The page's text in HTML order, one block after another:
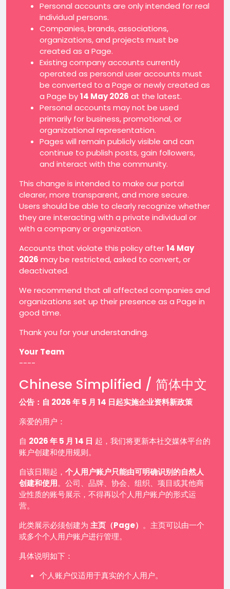
Personal accounts are only intended for real
individual persons.
Companies, brands, associations,
organizations, and projects must be
created as a Page.
Existing company accounts currently
operated as personal user accounts must
be converted to a Page or newly created as
a Page by14 May 2026 at the latest.
Personal accounts may not be used
primarily for business, promotional, or
organizational representation.
Pages will remain publicly visible and can
continue to publish posts, gain followers,
and interact with the community.
This change is intended to make our portal
clearer, more transparent, and more secure.
Users should be able to clearly recognize whether
they are interacting with a private individual or
with a company or organization.
Accounts that violate this policy after14 May
2026 may be restricted, asked to convert, or
deactivated.
We recommend that all affected companies and
organizations set up their presence as a Page in
good time.
Thank you for your understanding.
Your Team
----
Chinese Simplified / 简体中文
公告：自 2026 年 5 月 14 日起实施企业资料新政策
亲爱的用户：
自 2026 年 5 月 14 日 起，我们将更新本社交媒体平台的
账户创建和使用规则。
自该日期起， 个人用户账户只能由可明确识别的自然人
创建和使用。公司、品牌、协会、组织、项目或其他商
业性质的账号展示，不得再以个人用户账户的形式运
营。
此类展示必须创建为 主页（Page） 。主页可以由一个
或多个个人用户账户进行管理。
具体说明如下：
个人账户仅适用于真实的个人用户。